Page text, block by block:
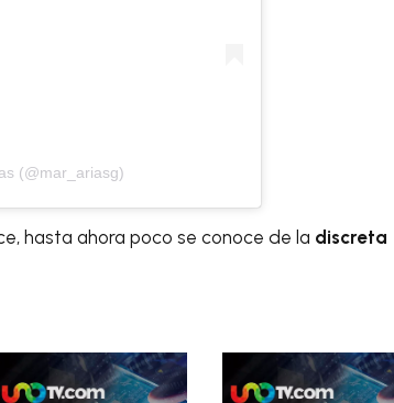
(@mar_ariasg)
hasta ahora poco se conoce de la discreta